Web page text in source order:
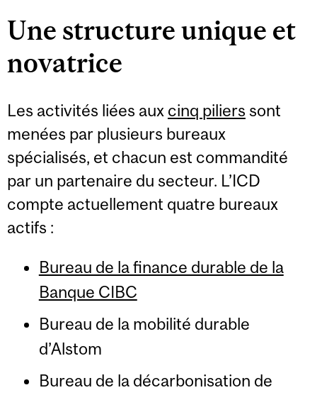
Une structure unique et
novatrice
Les activités liées aux cinq piliers sont
menées par plusieurs bureaux
spécialisés, et chacun est commandité
par un partenaire du secteur. L’ICD
compte actuellement quatre bureaux
actifs :
Bureau de la finance durable de la
Banque CIBC
Bureau de la mobilité durable
d’Alstom
Bureau de la décarbonisation de